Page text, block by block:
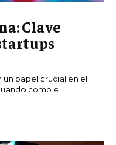
Clave
un papel crucial en el
como el